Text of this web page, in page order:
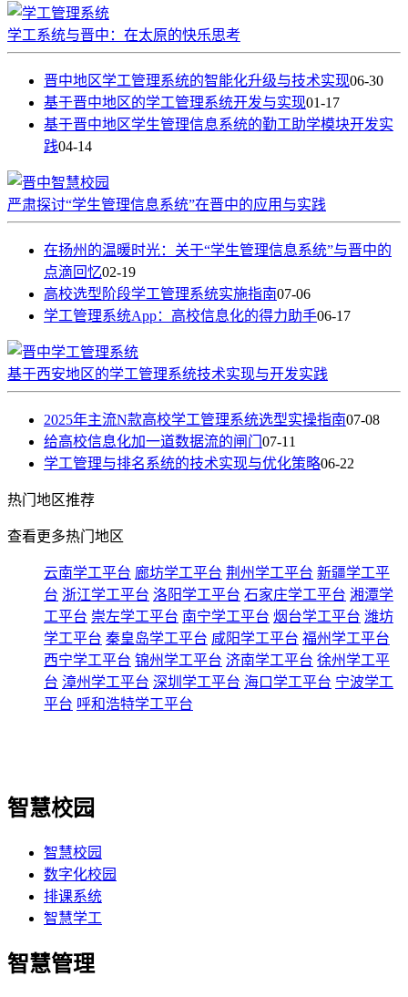
学工系统与晋中：在太原的快乐思考
晋中地区学工管理系统的智能化升级与技术实现06-30
基于晋中地区的学工管理系统开发与实现01-17
基于晋中地区学生管理信息系统的勤工助学模块开发实
践04-14
严肃探讨“学生管理信息系统”在晋中的应用与实践
在扬州的温暖时光：关于“学生管理信息系统”与晋中的
点滴回忆02-19
高校选型阶段学工管理系统实施指南07-06
学工管理系统App：高校信息化的得力助手06-17
基于西安地区的学工管理系统技术实现与开发实践
2025年主流N款高校学工管理系统选型实操指南07-08
给高校信息化加一道数据流的闸门 07-11
学工管理与排名系统的技术实现与优化策略06-22
热门 地区推荐
查看更多热门地区
云南学工平台 廊坊学工平台 荆州学工平台 新疆学工平
台 浙江学工平台 洛阳学工平台 石家庄学工平台 湘潭学
工平台 崇左学工平台 南宁学工平台 烟台学工平台 潍坊
学工平台 秦皇岛学工平台 咸阳学工平台 福州学工平台
西宁学工平台 锦州学工平台 济南学工平台 徐州学工平
台 漳州学工平台 深圳学工平台 海口学工平台 宁波学工
平台 呼和浩特学工平台
智慧校园
智慧校园
数字化校园
排课系统
智慧学工
智慧管理